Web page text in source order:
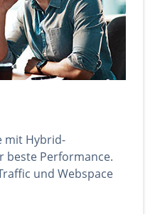
mit Hybrid-
beste Performance.
und Webspace